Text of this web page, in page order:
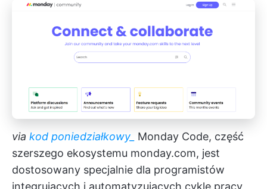
via kod poniedziałkowy_
Monday Code, część
szerszego ekosystemu monday.com, jest
dostosowany specjalnie dla programistów